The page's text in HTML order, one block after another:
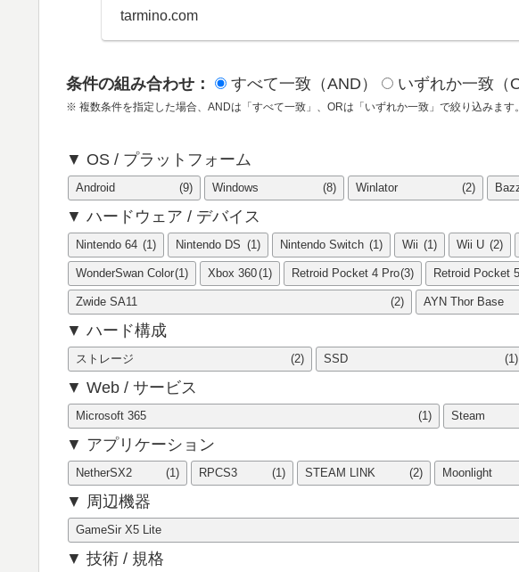
tarmino.com
条件の組み合わせ： すべて一致（AND） いずれか一致（
※ 複数条件を指定した場合、ANDは「すべて一致」、ORは「いずれか一致」で絞り込みます。
▼ OS / プラットフォーム
Android (9) Windows (8) Winlator (2)
▼ ハードウェア / デバイス
Nintendo 64 (1) Nintendo DS (1) Nintendo Switch (1) Wii (1) Wii U (2)
WonderSwan Color(1) Xbox 360(1) Retroid Pocket 4 Pro(3) Retroid Pocket 5
Zwide SA11 (2) AYN Thor Base
▼ ハード構成
ストレージ (2) SSD (1)
▼ Web / サービス
Microsoft 365 (1) Steam
▼ アプリケーション
NetherSX2 (1) RPCS3 (1) STEAM LINK (2) Moonlight
▼ 周辺機器
GameSir X5 Lite
▼ 技術 / 規格